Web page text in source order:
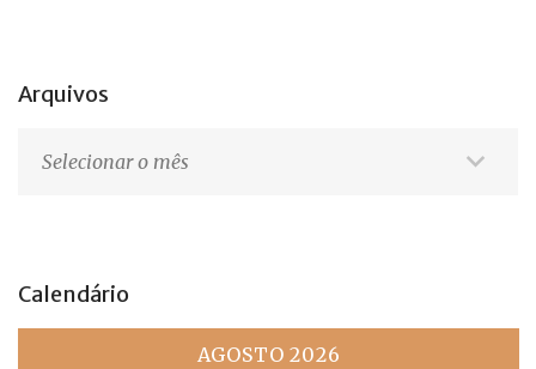
Arquivos
Calendário
AGOSTO 2026